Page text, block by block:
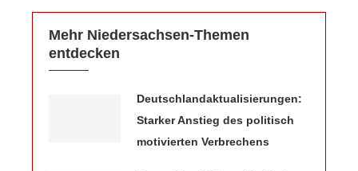
Mehr Niedersachsen-Themen
entdecken
Deutschlandaktualisierungen:
Starker Anstieg des politisch
motivierten Verbrechens